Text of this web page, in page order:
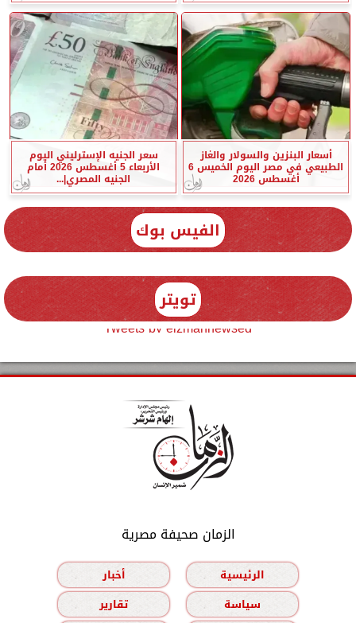
أسعار البنزين والسولار والغاز
الطبيعي في مصر اليوم الخميس 6
أغسطس 2026
سعر الجنيه الإسترليني اليوم
الأربعاء 5 أغسطس 2026 أمام
الجنيه المصري|...
الفيس بوك
تويتر
Tweets by elzmannewseg
الزمان صحيفة مصرية
الرئيسية
أخبار
سياسة
تقارير